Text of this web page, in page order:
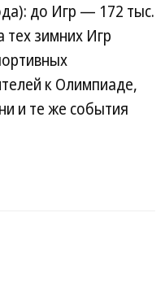
до Игр — 172 тыс.
зимних Игр
к Олимпиаде,
и те же события